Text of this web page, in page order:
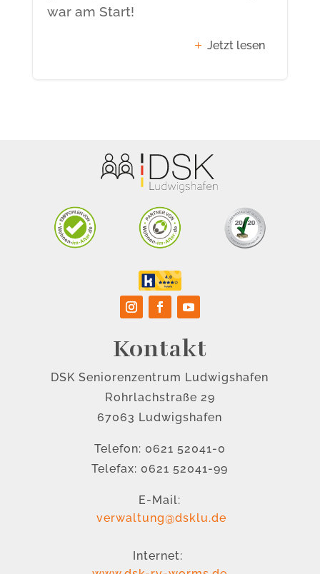
war am Start!
Jetzt lesen
Kontakt
DSK Seniorenzentrum Ludwigshafen
Rohrlachstraße 29
67063 Ludwigshafen
Telefon: 0621 52041-0
Telefax: 0621 52041-99
E-Mail:
verwaltung@dsklu.de
Internet: